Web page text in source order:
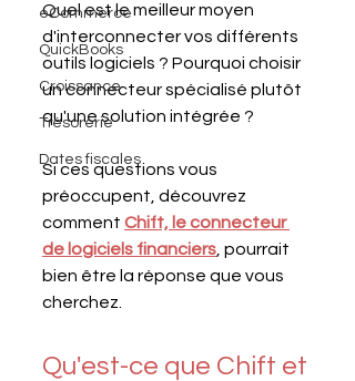
eCommerce
QuickBooks
Croissance
Trésorerie
Dates fiscales
Quel est le meilleur moyen
d'interconnecter vos différents
outils logiciels ? Pourquoi choisir
un connecteur spécialisé plutôt
qu'une solution intégrée ?
Si ces questions vous
préoccupent, découvrez
comment Chift, le connecteur
de logiciels financiers , pourrait
bien être la réponse que vous
cherchez.
Qu'est-ce que Chift et